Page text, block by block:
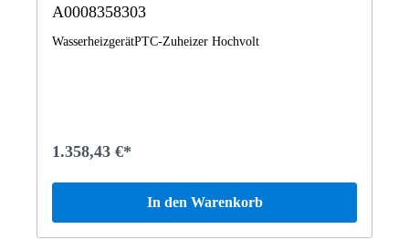
A0008358303
WasserheizgerätPTC-Zuheizer Hochvolt
1.358,43 €*
In den Warenkorb